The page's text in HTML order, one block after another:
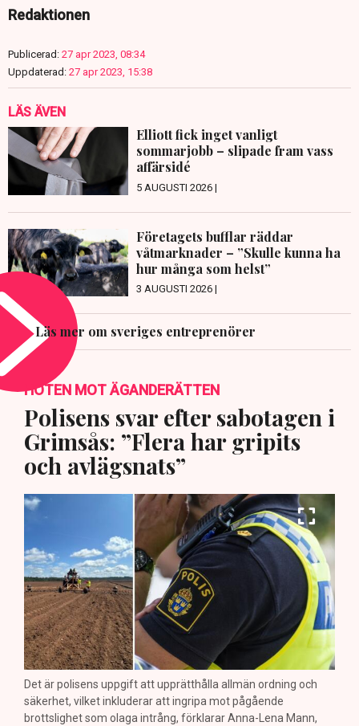
Redaktionen
Publicerad: 27 apr 2023, 08:34
Uppdaterad: 27 apr 2023, 15:38
LÄS ÄVEN
Elliott fick inget vanligt
sommarjobb – slipade fram vass
affärsidé
5 AUGUSTI 2026 |
Företagets bufflar räddar
våtmarknader – ”Skulle kunna ha
hur många som helst”
3 AUGUSTI 2026 |
Läs mer om sveriges entreprenörer
HOTEN MOT ÄGANDERÄTTEN
Polisens svar efter sabotagen i
Grimsås: ”Flera har gripits
och avlägsnats”
Det är polisens uppgift att upprätthålla allmän ordning och
säkerhet, vilket inkluderar att ingripa mot pågående
brottslighet som olaga intrång, förklarar Anna-Lena Mann,